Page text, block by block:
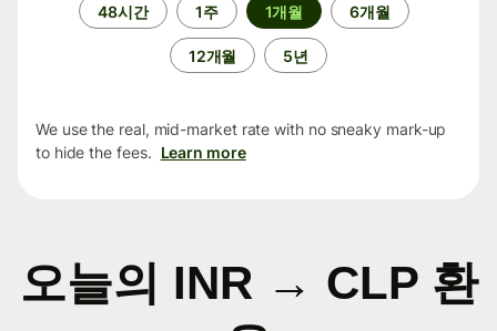
48시간 1주 1개월 6개월
12개월 5년
We use the real, mid-market rate with no sneaky mark-up
to hide the fees. Learn more
오늘의 INR → CLP 환